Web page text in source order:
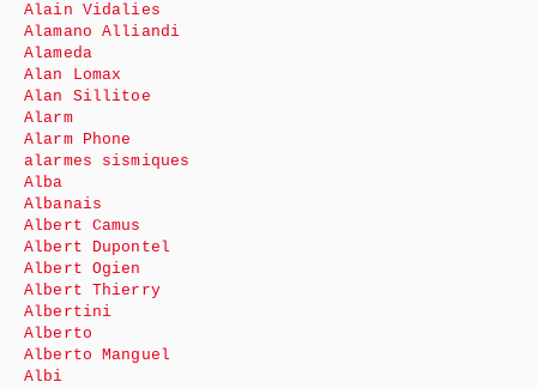
Alain Vidalies
Alamano Alliandi
Alameda
Alan Lomax
Alan Sillitoe
Alarm
Alarm Phone
alarmes sismiques
Alba
Albanais
Albert Camus
Albert Dupontel
Albert Ogien
Albert Thierry
Albertini
Alberto
Alberto Manguel
Albi